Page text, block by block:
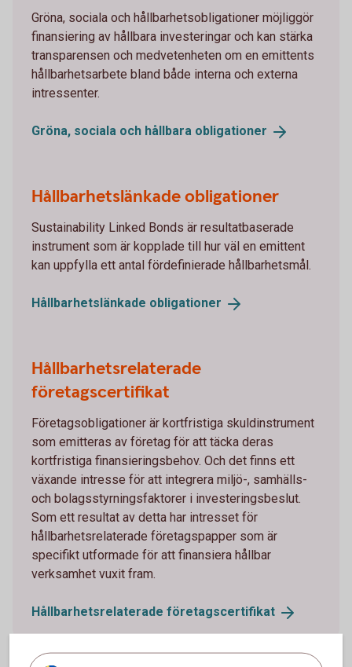
Gröna, sociala och hållbarhetsobligationer möjliggör
finansiering av hållbara investeringar och kan stärka
transparensen och medvetenheten om en emittents
hållbarhetsarbete bland både interna och externa
intressenter.
Gröna, sociala och hållbara obligationer
Hållbarhetslänkade obligationer
Sustainability Linked Bonds är resultatbaserade
instrument som är kopplade till hur väl en emittent
kan uppfylla ett antal fördefinierade hållbarhetsmål.
Hållbarhetslänkade obligationer
Hållbarhetsrelaterade
företagscertifikat
Företagsobligationer är kortfristiga skuldinstrument
som emitteras av företag för att täcka deras
kortfristiga finansieringsbehov. Och det finns ett
växande intresse för att integrera miljö-, samhälls-
och bolagsstyrningsfaktorer i investeringsbeslut.
Som ett resultat av detta har intresset för
hållbarhetsrelaterade företagspapper som är
specifikt utformade för att finansiera hållbar
verksamhet vuxit fram.
Hållbarhetsrelaterade företagscertifikat